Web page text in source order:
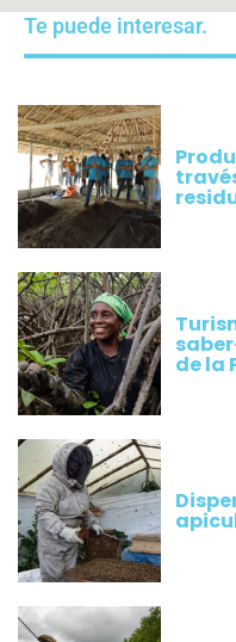
Te puede interesar.
de la